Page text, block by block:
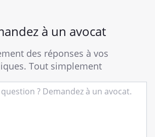
à un avocat
des réponses à vos
Tout simplement